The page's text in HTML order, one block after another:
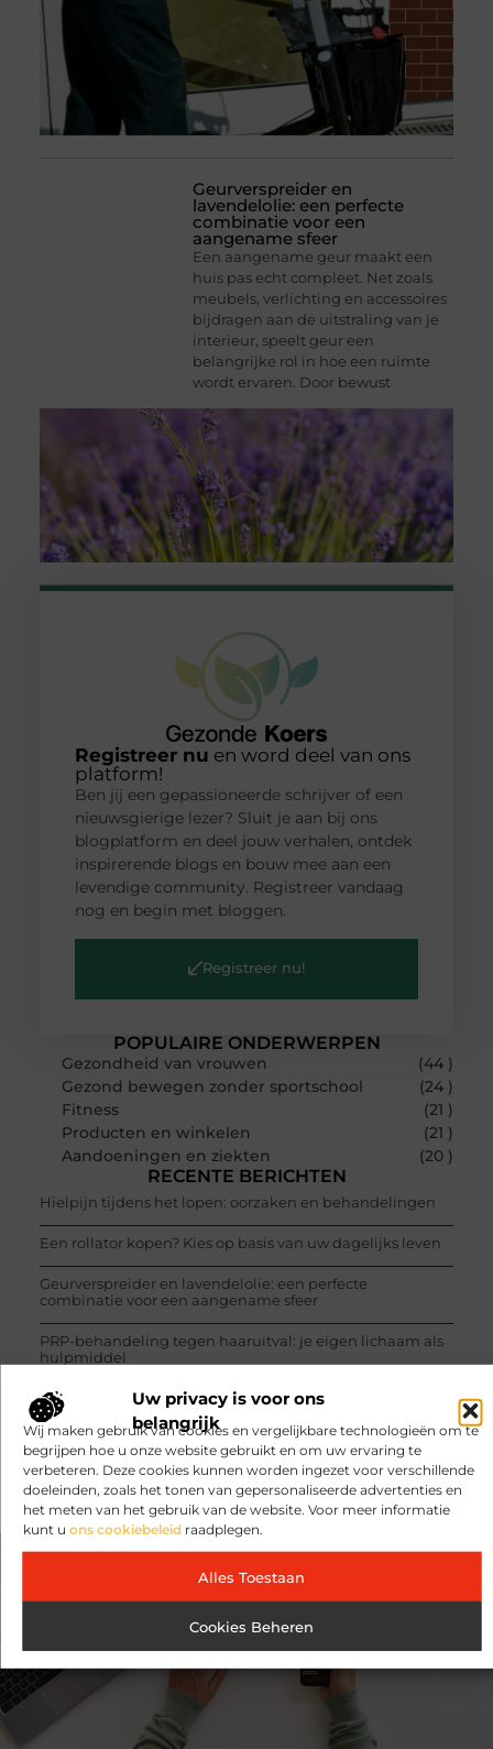
Uw privacy is voor ons
belangrijk
Wij maken gebruik van cookies en vergelijkbare technologieën om te
begrijpen hoe u onze website gebruikt en om uw ervaring te
verbeteren. Deze cookies kunnen worden ingezet voor verschillende
doeleinden, zoals het tonen van gepersonaliseerde advertenties en
het meten van het gebruik van de website. Voor meer informatie
kunt u ons cookiebeleidraadplegen.
Alles Toestaan
Cookies Beheren
Geurverspreider en
lavendelolie: een perfecte
combinatie voor een
aangename sfeer
Een aangename geur maakt een
huis pas echt compleet. Net zoals
meubels, verlichting en accessoires
bijdragen aan de uitstraling van je
interieur, speelt geur een
belangrijke rol in hoe een ruimte
wordt ervaren. Door bewust
POPULAIRE ONDERWERPEN
Gezondheid van vrouwen
(44 )
Gezond bewegen zonder sportschool
(24 )
Fitness
(21 )
Producten en winkelen
(21 )
Aandoeningen en ziekten
(20 )
RECENTE BERICHTEN
Hielpijn tijdens het lopen: oorzaken en behandelingen
Een rollator kopen? Kies op basis van uw dagelijks leven
Geurverspreider en lavendelolie: een perfecte
combinatie voor een aangename sfeer
PRP-behandeling tegen haaruitval: je eigen lichaam als
hulpmiddel
2222 betekenis: de krachtige boodschap van de engelen
2121 betekenis: wat de engelen je willen laten weten
Registreer nu en word deel van ons
platform!
Ben jij een gepassioneerde schrijver of een
nieuwsgierige lezer? Sluit je aan bij ons
blogplatform en deel jouw verhalen, ontdek
inspirerende blogs en bouw mee aan een
levendige community. Registreer vandaag
nog en begin met bloggen.
Registreer nu!
Beef Tallow met vernieuwde relevantie voor huid en keuken
VOLGENDE
Zo kies je een topstaafmixer: praktische tips, criteria en aanraders